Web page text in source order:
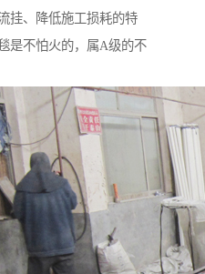
挂、降低施工损耗的特
是不怕火的，属A级的不